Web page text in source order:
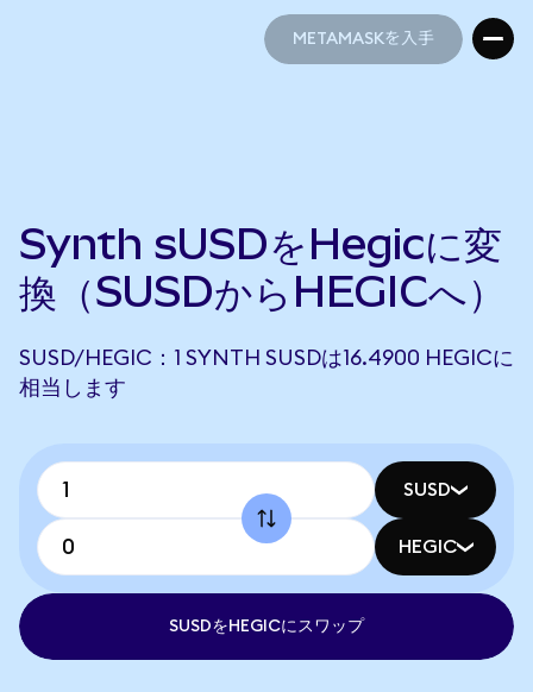
METAMASKを入手
Synth sUSDをHegicに変
換（SUSDからHEGICへ）
SUSD/HEGIC：1 SYNTH SUSDは16.4900 HEGICに
相当します
SUSD
HEGIC
SUSDをHEGICにスワップ